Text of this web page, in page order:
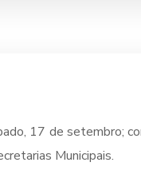
17 de setembro;
Municipais.